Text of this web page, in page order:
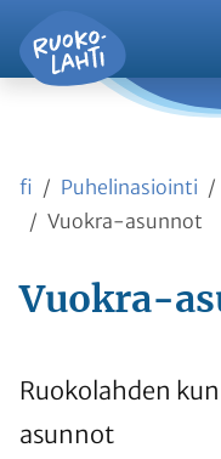
Siirry pääsisältöön
Ruokolahti - etusivu
Palaute
Asuminen ja
Kasvatus ja
Harrasta ja viihdy
Asioi kanssamme
fi Puhelinasiointi
Vuokra-asunnot
Vuokra-
Ruokolahden
asunnot